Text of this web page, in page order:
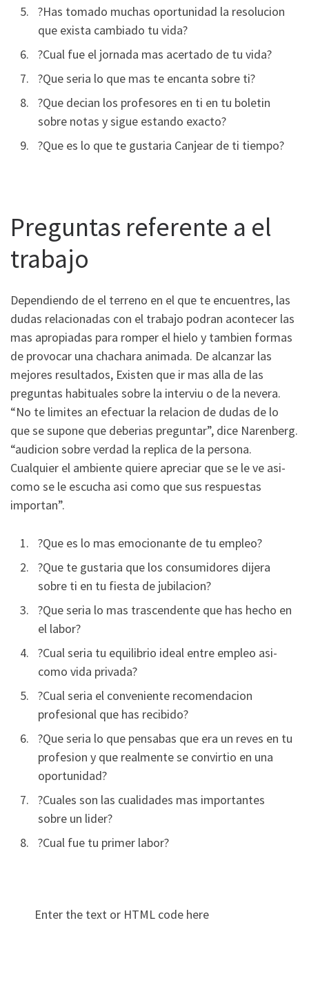
?Has tomado muchas oportunidad la resolucion
que exista cambiado tu vida?
?Cual fue el jornada mas acertado de tu vida?
?Que seri­a lo que mas te encanta sobre ti?
?Que decian los profesores en ti en tu boletin
sobre notas y sigue estando exacto?
?Que es lo que te gustaria Canjear de ti tiempo?
Preguntas referente a el
trabajo
Dependiendo de el terreno en el que te encuentres, las
dudas relacionadas con el trabajo podran acontecer las
mas apropiadas para romper el hielo y tambien formas
de provocar una chachara animada. De alcanzar las
mejores resultados, Existen que ir mas alla de las
preguntas habituales sobre la interviu o de la nevera.
“No te limites an efectuar la relacion de dudas de lo
que se supone que deberias preguntar”, dice Narenberg.
“audicion sobre verdad la replica de la persona.
Cualquier el ambiente quiere apreciar que se le ve asi­
como se le escucha asi­ como que sus respuestas
importan”.
?Que es lo mas emocionante de tu empleo?
?Que te gustaria que los consumidores dijera
sobre ti en tu fiesta de jubilacion?
?Que seri­a lo mas trascendente que has hecho en
el labor?
?Cual seri­a tu equilibrio ideal entre empleo asi­
como vida privada?
?Cual seri­a el conveniente recomendacion
profesional que has recibido?
?Que seri­a lo que pensabas que era un reves en tu
profesion y que realmente se convirtio en una
oportunidad?
?Cuales son las cualidades mas importantes
sobre un lider?
?Cual fue tu primer labor?
Enter the text or HTML code here